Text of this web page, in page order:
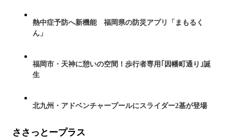
熱中症予防へ新機能 福岡県の防災アプリ「まもるく
ん」
福岡市・天神に憩いの空間！歩行者専用｢因幡町通り｣誕
生
北九州・アドベンチャープールにスライダー2基が登場
ささっとープラス